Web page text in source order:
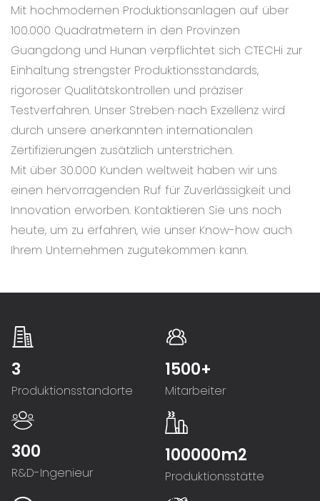
Mit hochmodernen Produktionsanlagen auf über
100.000 Quadratmetern in den Provinzen
Guangdong und Hunan verpflichtet sich CTECHi zur
Einhaltung strengster Produktionsstandards,
rigoroser Qualitätskontrollen und präziser
Testverfahren. Unser Streben nach Exzellenz wird
durch unsere anerkannten internationalen
Zertifizierungen zusätzlich unterstrichen.
Mit über 30.000 Kunden weltweit haben wir uns
einen hervorragenden Ruf für Zuverlässigkeit und
Innovation erworben. Kontaktieren Sie uns noch
heute, um zu erfahren, wie unser Know-how auch
Ihrem Unternehmen zugutekommen kann.
3
Produktionsstandorte
1500+
Mitarbeiter
300
R&D-Ingenieur
100000m2
Produktionsstätte